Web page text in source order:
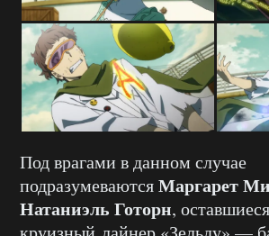
Под врагами в данном случае
подразумеваютсяМаргарет
Натаниэль Готорн,